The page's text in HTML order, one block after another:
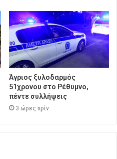
Άγριος ξυλοδαρμός
51χρονου στο Ρέθυμνο,
πέντε συλλήψεις
3 ώρες πρίν